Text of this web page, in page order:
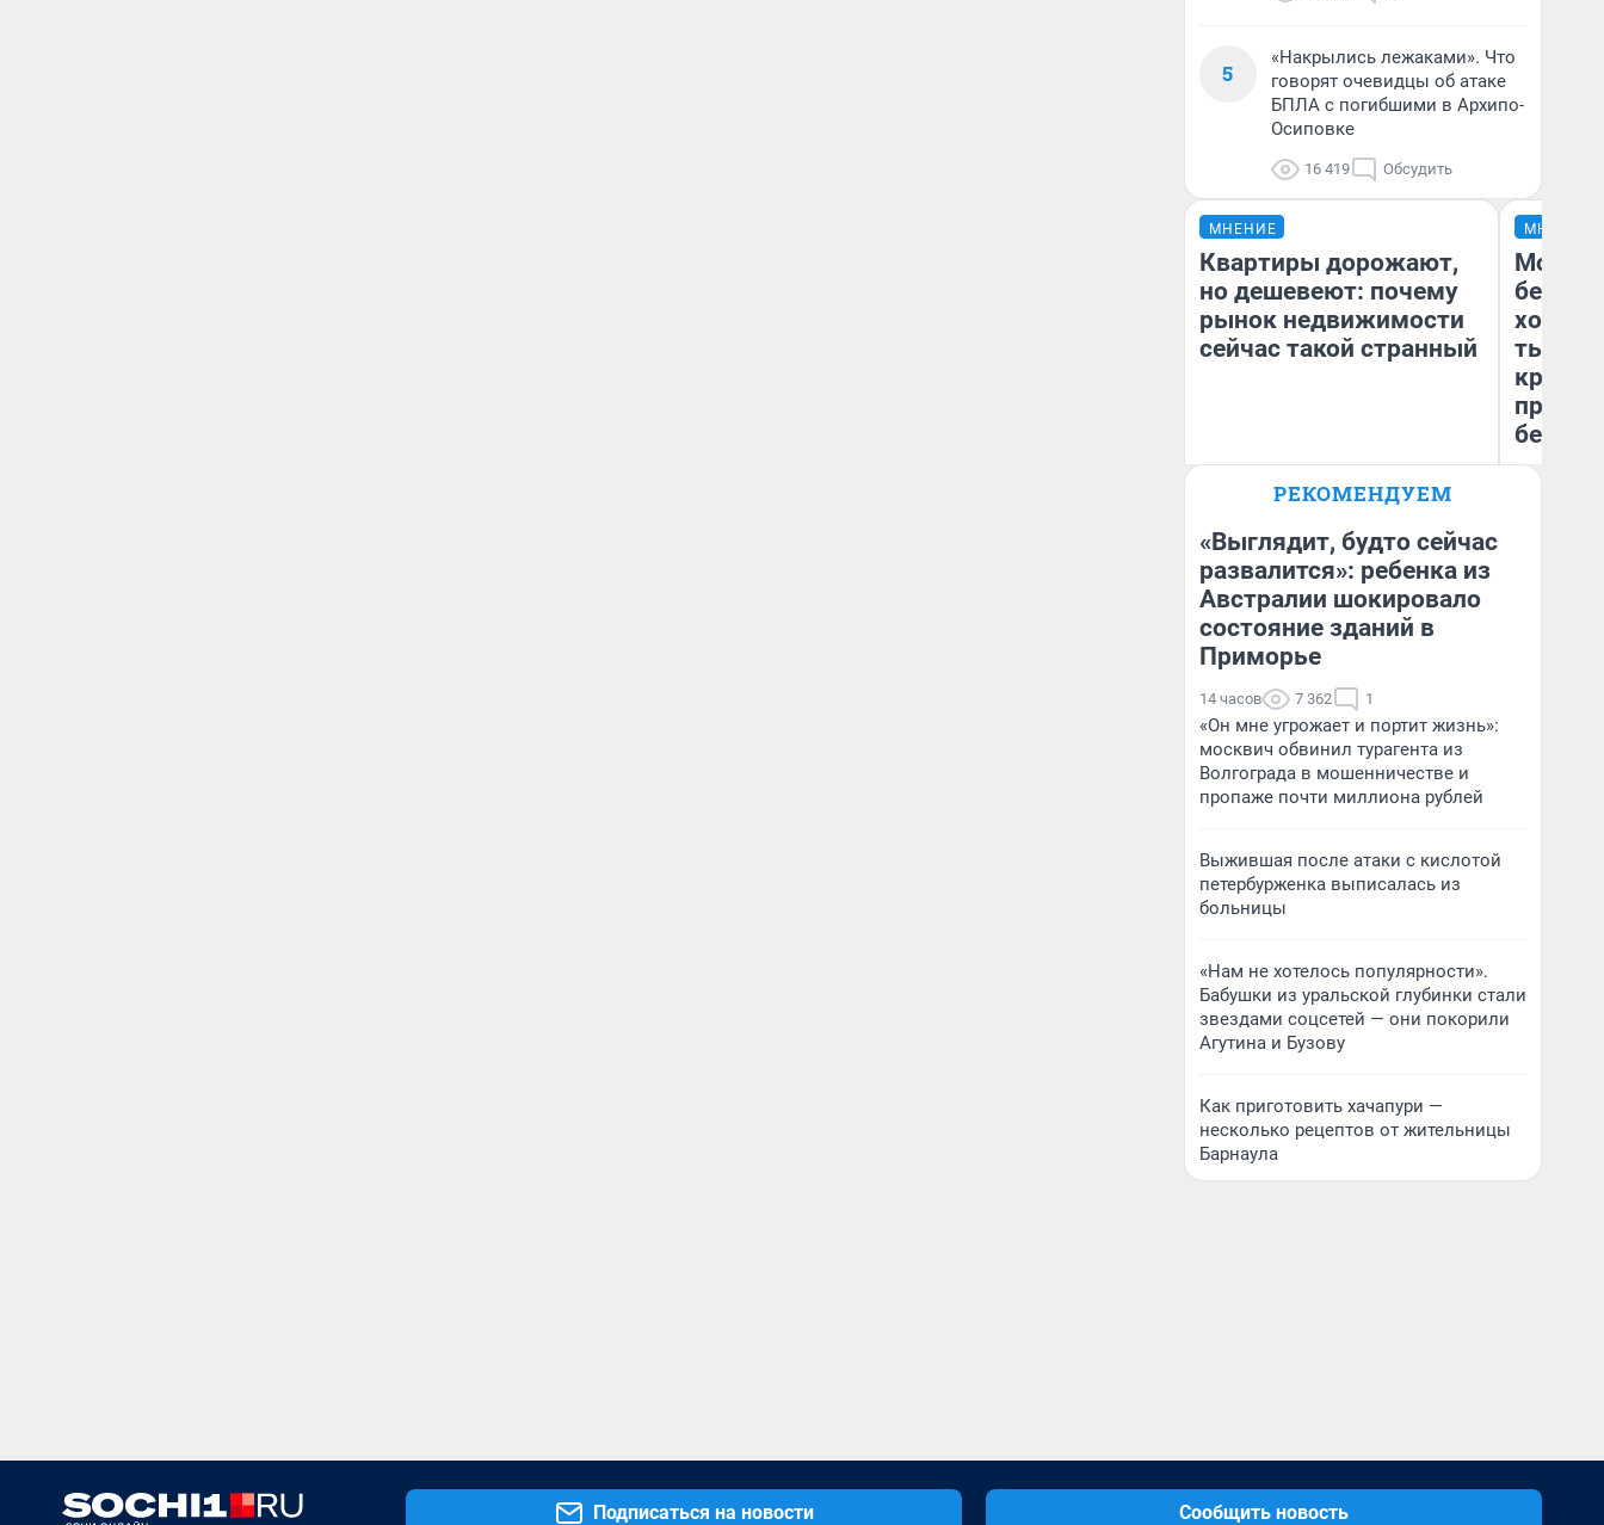
5
«Накрылись лежаками». Что
говорят очевидцы об атаке
БПЛА с погибшими в Архипо-
Осиповке
16 419 Обсудить
МНЕНИЕ
Квартиры дорожают,
но дешевеют: почему
рынок недвижимости
сейчас такой странный
Екатерина Торопова
недвижимости
МНЕНИЕ
Мой
хотела
тысяч,
РЕКОМЕНДУЕМ
«Выглядит, будто сейчас
развалится»: ребенка из
Австралии шокировало
состояние зданий в
Приморье
14 часов 7 362 1
«Он мне угрожает и портит жизнь»:
москвич обвинил турагента из
Волгограда в мошенничестве и
пропаже почти миллиона рублей
Выжившая после атаки с кислотой
петербурженка выписалась из
больницы
«Нам не хотелось популярности».
Бабушки из уральской глубинки стали
звездами соцсетей — они покорили
Агутина и Бузову
Как приготовить хачапури —
несколько рецептов от жительницы
Барнаула
Подписаться на новости Сообщить новость